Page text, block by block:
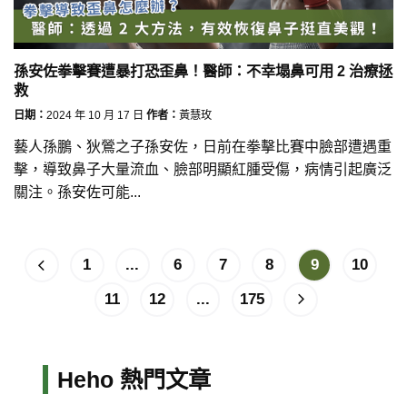
孫安佐拳擊賽遭暴打恐歪鼻！醫師：不幸塌鼻可用 2 治療拯
救
日期： 2024 年 10 月 17 日 作者： 黃慧玫
藝人孫鵬、狄鶯之子孫安佐，日前在拳擊比賽中臉部遭遇重
擊，導致鼻子大量流血、臉部明顯紅腫受傷，病情引起廣泛
關注。孫安佐可能...
1 ... 6 7 8 9
10
11
12 ... 175
Heho 熱門文章